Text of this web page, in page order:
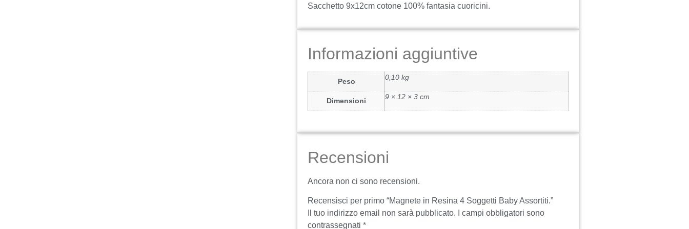
Sacchetto 9x12cm cotone 100% fantasia cuoricini.
Informazioni aggiuntive
Peso 0,10 kg
Dimensioni 9 × 12 × 3 cm
Recensioni
Ancora non ci sono recensioni.
Recensisci per primo “Magnete in Resina 4 Soggetti Baby Assortiti.”
Il tuo indirizzo email non sarà pubblicato.
I campi obbligatori sono
contrassegnati *